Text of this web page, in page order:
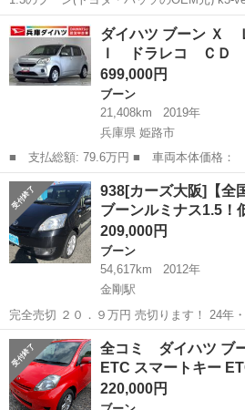
まで17万キロ 普通に走ります。
大阪 吹田市 関大前駅
ダイハツ ブーン Ｘ
Ｉ ドラレコ ＣＤ
699,000円
ブーン
21,408km
2019年
兵庫県 姫路市
■ 支払総額: 79.6万円 ■ 車両本体価格： 699,000 円 ■ メーカー
名： ダイハツ ■ 車種名： ブーン ■
ケージ ＳＡＩＩＩ ドラレコ ＣＤ オ
１年保証 前...
兵庫 姫路市
938[カーズ大阪]【全
ブーンルミナス1.5！
209,000円
ブーン
54,617km
2012年
金剛駅
完全売切 ２０．９万円 売切ります！ 24年・ブーンルミナス・グレー
ドＣＸ・1,500 cc ●当店へのお支払総額 「車両価格」＋「リサイクル
料」 だけです！ ◇装備・セールス
大阪 大阪狭山市 金剛駅 ブーン
全コミ ダイハツ ブ
ETC スマートキー
220,000円